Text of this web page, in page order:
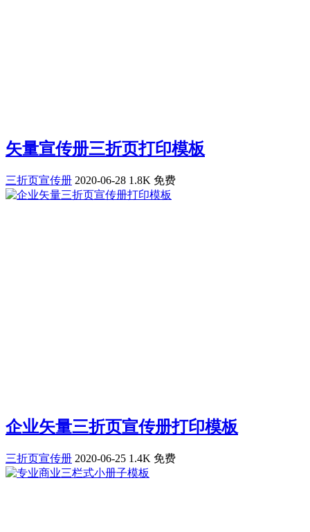
矢量宣传册三折页打印模板
三折页宣传册 2020-06-28 1.8K 免费
企业矢量三折页宣传册打印模板
三折页宣传册 2020-06-25 1.4K 免费